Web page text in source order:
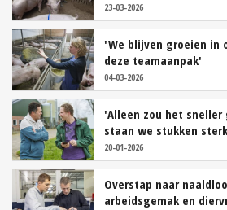
23-03-2026
'We blijven groeien in
deze teamaanpak'
04-03-2026
'Alleen zou het sneller
staan we stukken
20-01-2026
Overstap naar
arbeidsgemak en